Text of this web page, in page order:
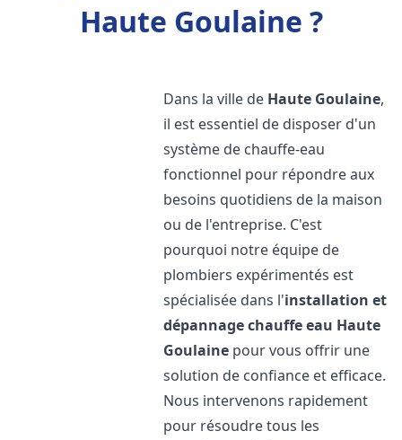
Haute Goulaine ?
Dans la ville de Haute Goulaine,
il est essentiel de disposer d'un
système de chauffe-eau
fonctionnel pour répondre aux
besoins quotidiens de la maison
ou de l'entreprise. C'est
pourquoi notre équipe de
plombiers expérimentés est
spécialisée dans l'installation et
dépannage chauffe eau Haute
Goulaine pour vous offrir une
solution de confiance et efficace.
Nous intervenons rapidement
pour résoudre tous les